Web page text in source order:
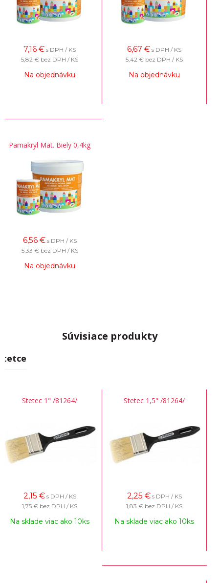
7,16 € s DPH / KS
5,82 € bez DPH / KS
Na objednávku
6,67 € s DPH / KS
5,42 € bez DPH / KS
Na objednávku
Pamakryl Mat. Biely 0,4kg
6,56 € s DPH / KS
5,33 € bez DPH / KS
Na objednávku
Súvisiace produkty
Stetec 1" /81264/
2,15 € s DPH / KS
1,75 € bez DPH / KS
Na sklade viac ako 10ks
Stetec 1,5" /81264/
2,25 € s DPH / KS
1,83 € bez DPH / KS
Na sklade viac ako 10ks